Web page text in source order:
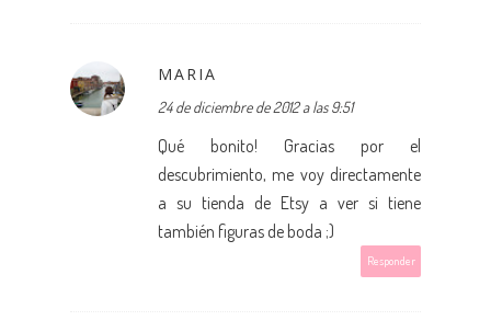
MARIA
24 de diciembre de 2012 a las 9:51
Qué bonito! Gracias por el
descubrimiento, me voy directamente
a su tienda de Etsy a ver si tiene
también figuras de boda ;)
Responder